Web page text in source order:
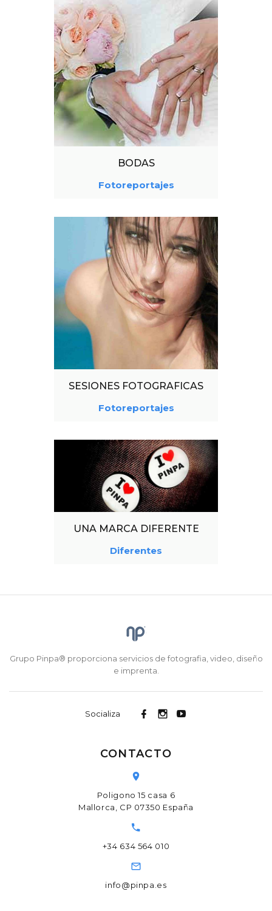
BODAS
Fotoreportajes
SESIONES FOTOGRAFICAS
Fotoreportajes
UNA MARCA DIFERENTE
Diferentes
Grupo Pinpa® proporciona servicios de fotografia, video, diseño
e imprenta.
Socializa
CONTACTO
Poligono 15 casa 6
Mallorca, CP 07350 España
+34 634 564 010
info@pinpa.es